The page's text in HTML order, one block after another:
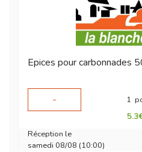
Epices pour carbonnades
-
1
5.3
Réception le
samedi 08/08 (10:00)